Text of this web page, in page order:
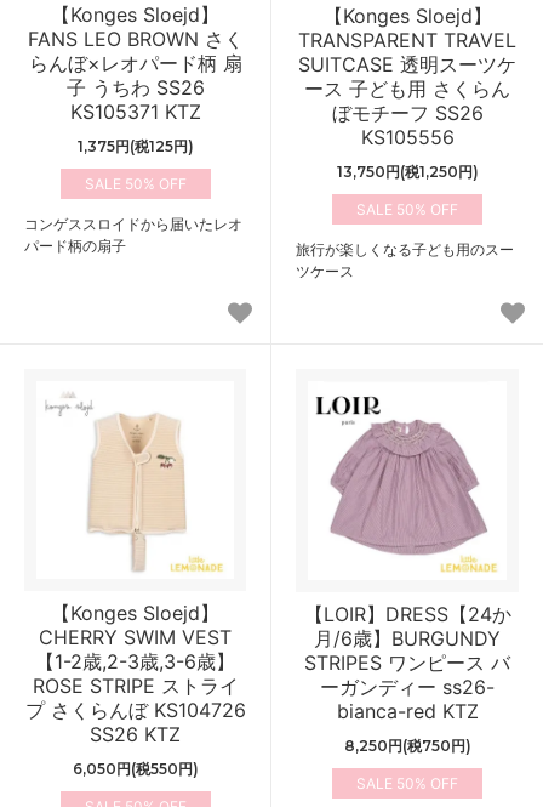
【Konges Sloejd】
FANS LEO BROWN さく
らんぼ×レオパード柄 扇
子 うちわ SS26
KS105371 KTZ
1,375円(税125円)
50%
コンゲススロイドから届いたレオ
パード柄の扇子
【Konges Sloejd】
TRANSPARENT TRAVEL
SUITCASE 透明スーツケ
ース 子ども用 さくらん
ぼモチーフ SS26
KS105556
13,750円(税1,250円)
50%
旅行が楽しくなる子ども用のスー
ツケース
【Konges Sloejd】
CHERRY SWIM VEST
【1-2歳,2-3歳,3-6歳】
ROSE STRIPE ストライ
プ さくらんぼ KS104726
SS26 KTZ
6,050円(税550円)
【LOIR】DRESS【24か
月/6歳】BURGUNDY
STRIPES ワンピース バ
ーガンディー ss26-
bianca-red KTZ
8,250円(税750円)
50%